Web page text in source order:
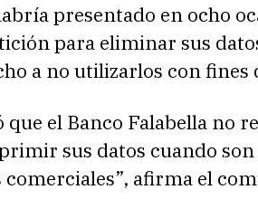
presentado en ocho
para eliminar sus
a no utilizarlos con fines
que el Banco Falabella no
sus datos cuando
afirma el